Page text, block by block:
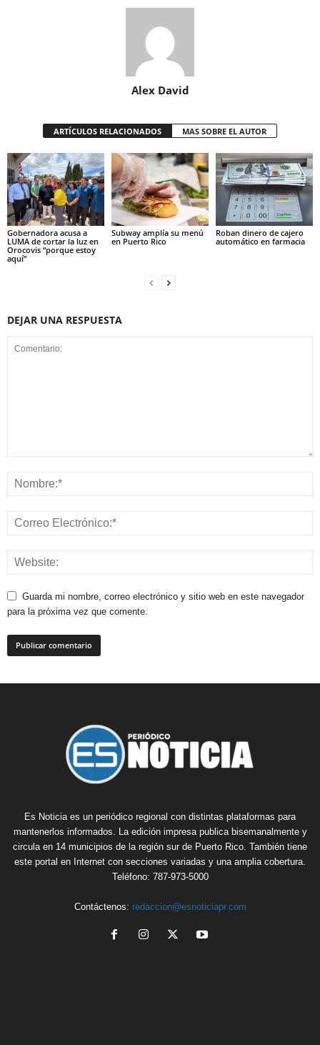
Alex David
ARTÍCULOS RELACIONADOS MAS SOBRE EL AUTOR
Gobernadora acusa a
LUMA de cortar la luz en
Orocovis “porque estoy
aquí”
Subway amplía su menú
en Puerto Rico
Roban dinero de cajero
automático en farmacia
DEJAR UNA RESPUESTA
Guarda mi nombre, correo electrónico y sitio web en este navegador
para la próxima vez que comente.
Es Noticia es un periódico regional con distintas plataformas para
mantenerlos informados. La edición impresa publica bisemanalmente y
circula en 14 municipios de la región sur de Puerto Rico. También tiene
este portal en Internet con secciones variadas y una amplia cobertura.
Teléfono: 787-973-5000
Contáctenos: redaccion@esnoticiapr.com